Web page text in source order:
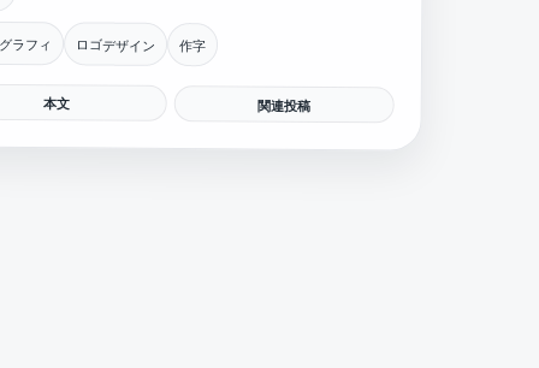
ラフィ ロゴデザイン 作字
本文 関連投稿